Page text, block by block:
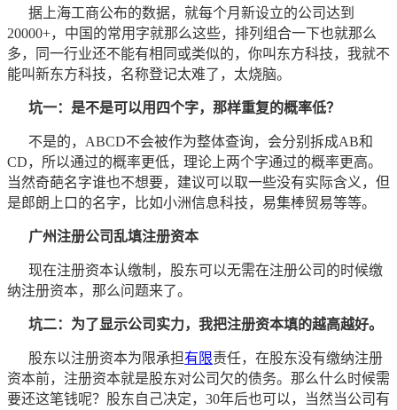
据上海工商公布的数据，就每个月新设立的公司达到
20000+，中国的常用字就那么这些，排列组合一下也就那么
多，同一行业还不能有相同或类似的，你叫东方科技，我就不
能叫新东方科技，名称登记太难了，太烧脑。
坑一：是不是可以用四个字，那样重复的概率低？
不是的，ABCD不会被作为整体查询，会分别拆成AB和
CD，所以通过的概率更低，理论上两个字通过的概率更高。
当然奇葩名字谁也不想要，建议可以取一些没有实际含义，但
是郎朗上口的名字，比如小洲信息科技，易集棒贸易等等。
广州注册公司乱填注册资本
现在注册资本认缴制，股东可以无需在注册公司的时候缴
纳注册资本，那么问题来了。
坑二：为了显示公司实力，我把注册资本填的越高越好。
股东以注册资本为限承担有限责任，在股东没有缴纳注册
资本前，注册资本就是股东对公司欠的债务。那么什么时候需
要还这笔钱呢？股东自己决定，30年后也可以，当然当公司有